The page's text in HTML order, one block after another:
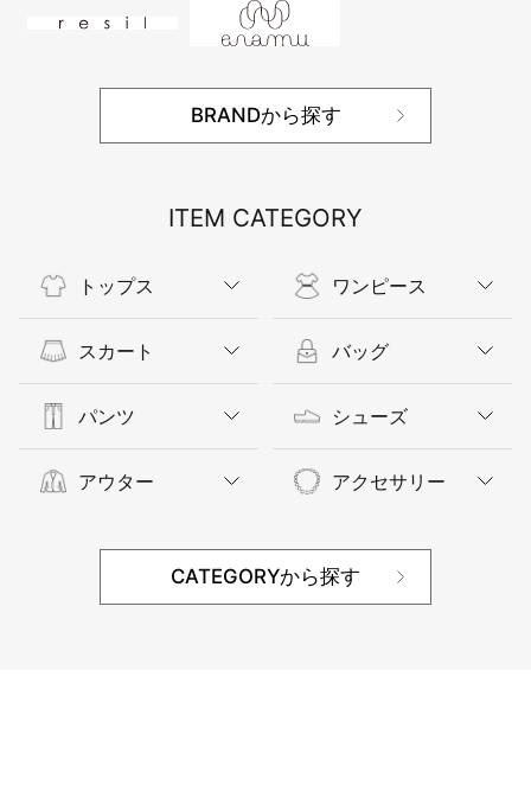
BRANDから探す
ITEM CATEGORY
トップス
スカート
パンツ
アウター
ワンピース
バッグ
シューズ
アクセサリー
CATEGORYから探す